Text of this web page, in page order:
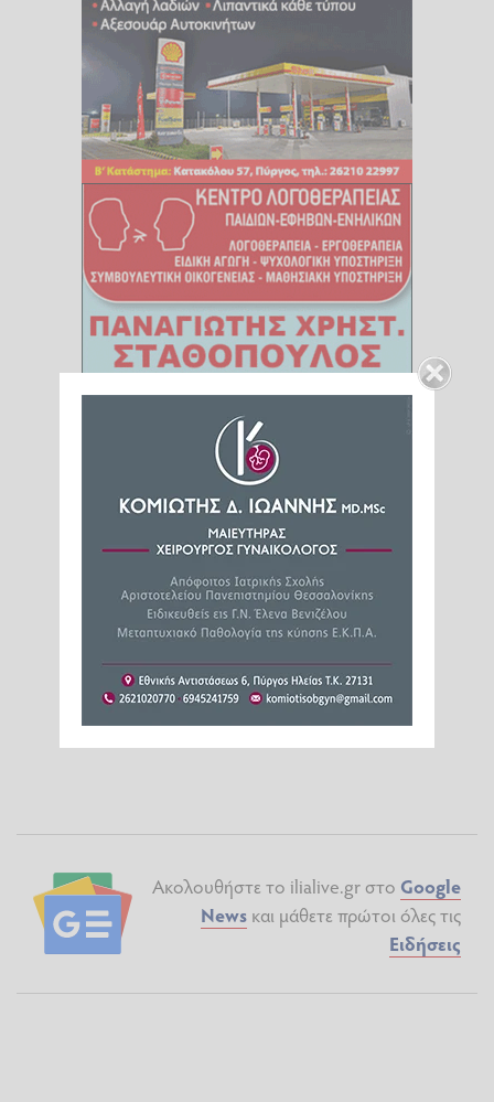
Ακολουθήστε το ilialive.gr στο Google
News και μάθετε πρώτοι όλες τις
Ειδήσεις